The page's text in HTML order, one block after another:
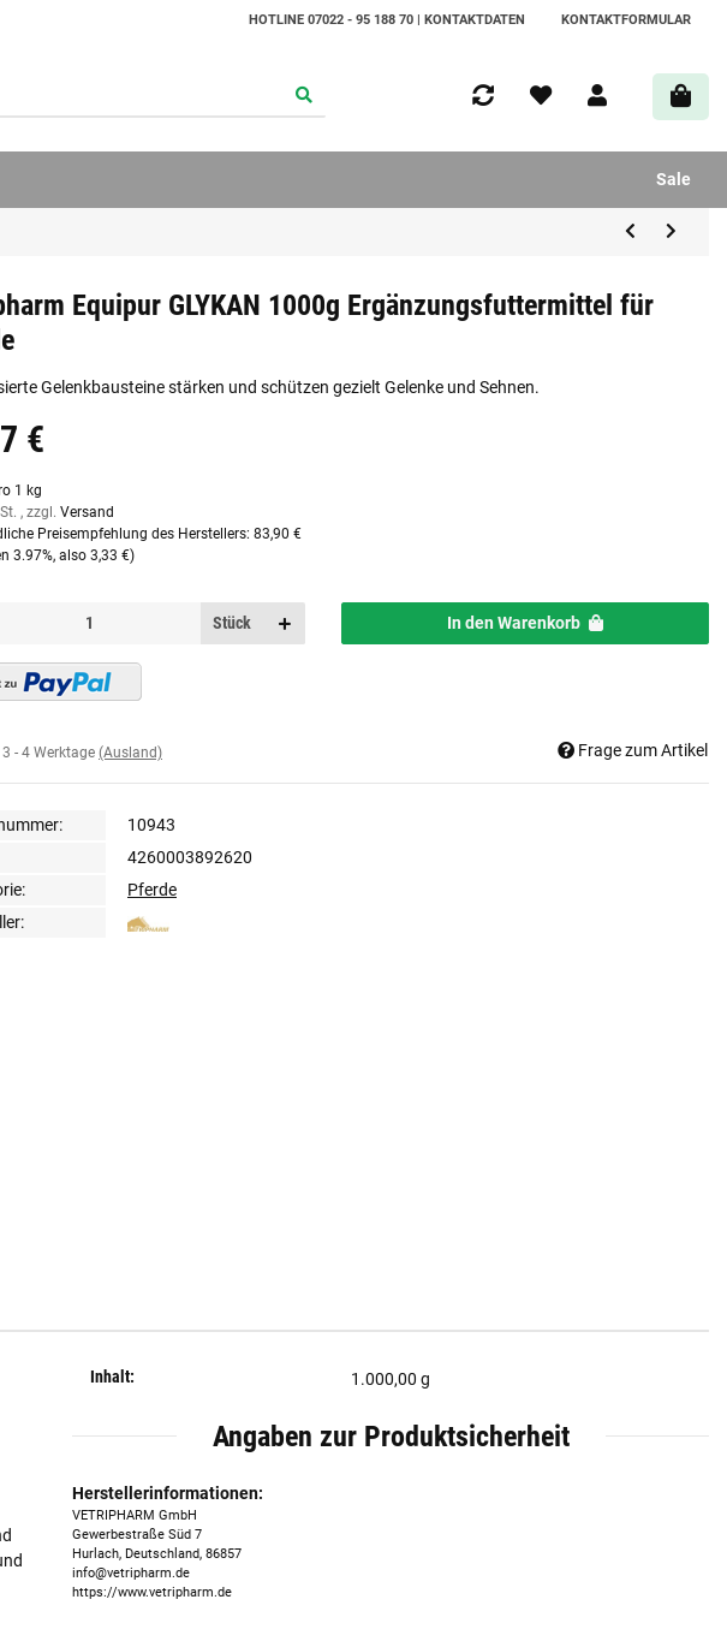
HOTLINE 07022 - 95 188 70 | KONTAKTDATEN KONTAKTFORMULAR
Sale
Equipur GLYKAN 1000g Ergänzungsfuttermittel für
Gelenkbausteine stärken und schützen gezielt Gelenke und Sehnen.
€
1 kg
, zzgl. Versand
Preisempfehlung des Herstellers: 83,90 €
3.97%, also 3,33 €)
Stück In den Warenkorb
3 - 4 Werktage (Ausland) Frage zum Artikel
10943
4260003892620
Pferde
Inhalt: 1.000,00 g
Angaben zur Produktsicherheit
Herstellerinformationen:
VETRIPHARM GmbH
Gewerbestraße Süd 7
Hurlach, Deutschland, 86857
info@vetripharm.de
https://www.vetripharm.de